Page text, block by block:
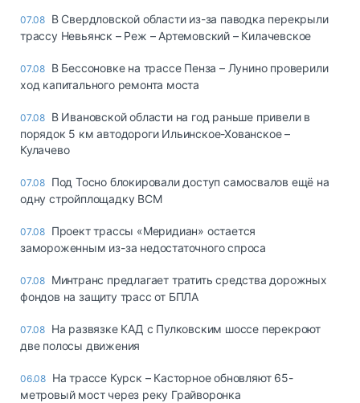
07.08 В Свердловской области из-за паводка перекрыли
трассу Невьянск – Реж – Артемовский – Килачевское
07.08 В Бессоновке на трассе Пенза – Лунино проверили
ход капитального ремонта моста
07.08 В Ивановской области на год раньше привели в
порядок 5 км автодороги Ильинское-Хованское –
Кулачево
07.08 Под Тосно блокировали доступ самосвалов ещё на
одну стройплощадку ВСМ
07.08 Проект трассы «Меридиан» остается
замороженным из-за недостаточного спроса
07.08 Минтранс предлагает тратить средства дорожных
фондов на защиту трасс от БПЛА
07.08 На развязке КАД с Пулковским шоссе перекроют
две полосы движения
06.08 На трассе Курск – Касторное обновляют 65-
метровый мост через реку Грайворонка